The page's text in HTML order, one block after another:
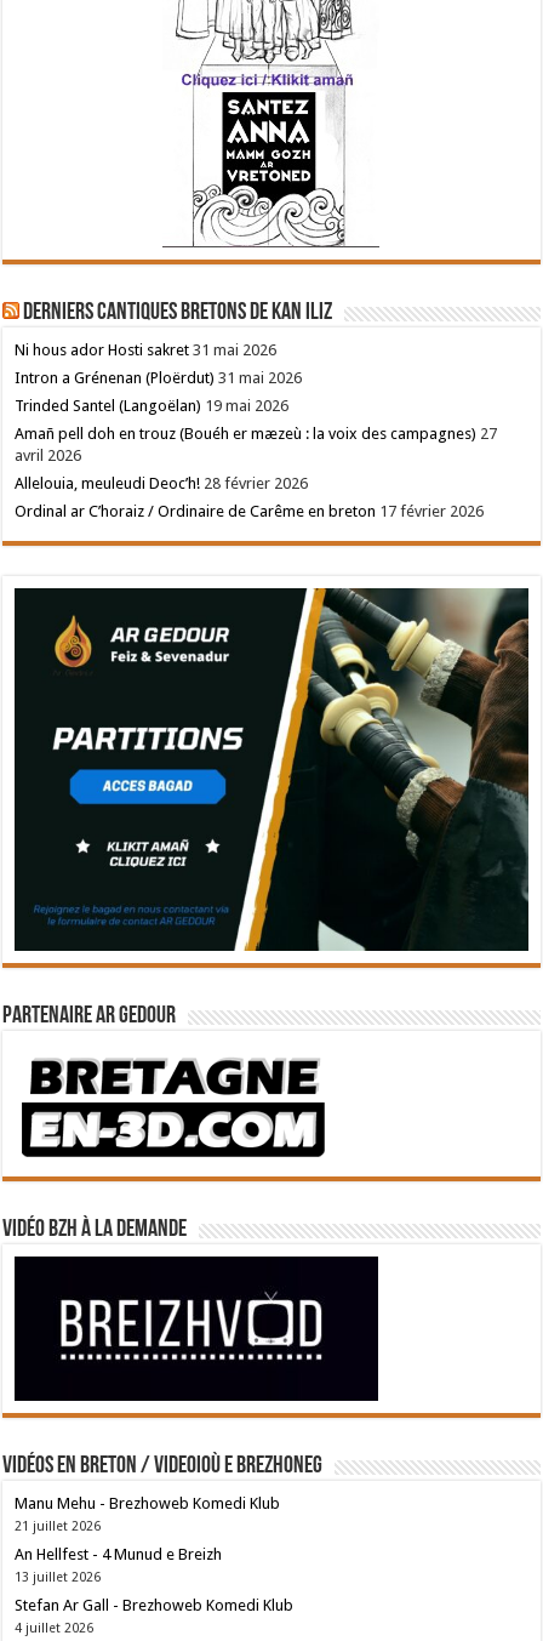
Derniers cantiques bretons de Kan Iliz
Ni hous ador Hosti sakret 31 mai 2026
Intron a Grénenan (Ploërdut) 31 mai 2026
Trinded Santel (Langoëlan) 19 mai 2026
Amañ pell doh en trouz (Bouéh er mæzeù : la voix des campagnes) 27
avril 2026
Allelouia, meuleudi Deoc’h! 28 février 2026
Ordinal ar C’horaiz / Ordinaire de Carême en breton 17 février 2026
Partenaire Ar Gedour
Vidéo BZH à la demande
Vidéos en breton / Videoioù e brezhoneg
Manu Mehu - Brezhoweb Komedi Klub
21 juillet 2026
An Hellfest - 4 Munud e Breizh
13 juillet 2026
Stefan Ar Gall - Brezhoweb Komedi Klub
4 juillet 2026